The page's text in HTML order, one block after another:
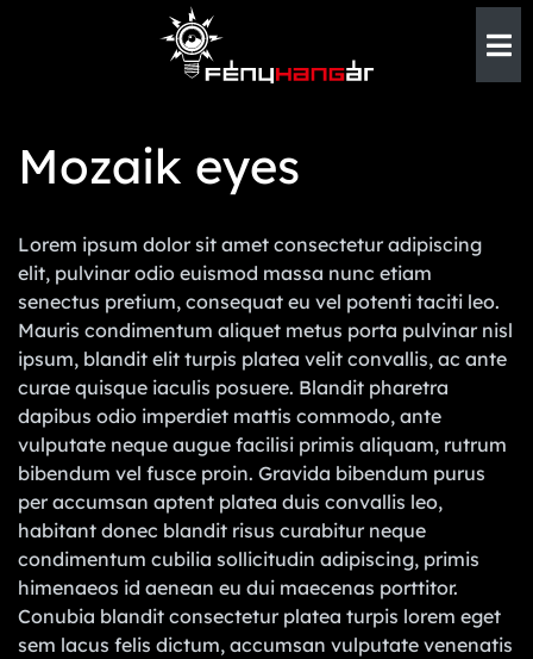
Mozaik eyes
Lorem ipsum dolor sit amet consectetur adipiscing
elit, pulvinar odio euismod massa nunc etiam
senectus pretium, consequat eu vel potenti taciti leo.
Mauris condimentum aliquet metus porta pulvinar nisl
ipsum, blandit elit turpis platea velit convallis, ac ante
curae quisque iaculis posuere. Blandit pharetra
dapibus odio imperdiet mattis commodo, ante
vulputate neque augue facilisi primis aliquam, rutrum
bibendum vel fusce proin. Gravida bibendum purus
per accumsan aptent platea duis convallis leo,
habitant donec blandit risus curabitur neque
condimentum cubilia sollicitudin adipiscing, primis
himenaeos id aenean eu dui maecenas porttitor.
Conubia blandit consectetur platea turpis lorem eget
sem lacus felis dictum, accumsan vulputate venenatis